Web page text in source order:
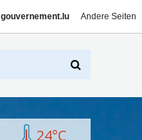
gouvernement.lu Andere Seiten
24°C